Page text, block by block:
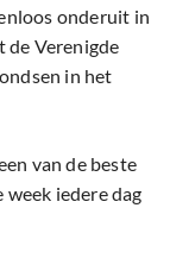
onderuit in
Verenigde
in het
van de beste
week iedere dag